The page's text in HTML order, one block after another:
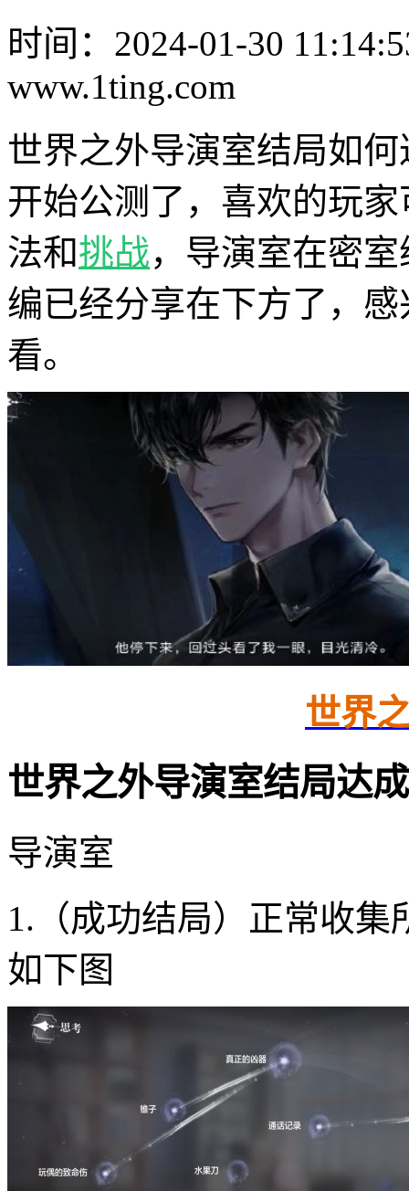
时间：2024-01-30
www.1ting.com
世界之外导演室结局如
开始公测了，喜欢的玩
法和挑战，导演室在密
编已经分享在下方了，
看。
世界
世界之外导演室结局达
导演室
1.（成功结局）正常收
如下图